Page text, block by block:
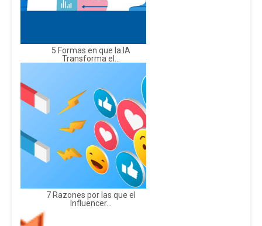
5 Formas en que la IA
Transforma el...
7 Razones por las que el
Influencer...